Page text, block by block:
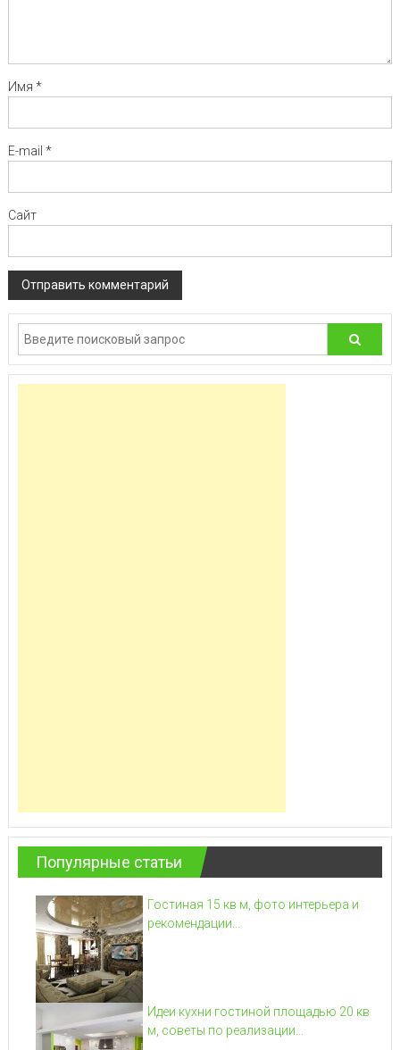
Имя *
E-mail *
Сайт
Популярные статьи
Гостиная 15 кв м, фото интерьера и
рекомендации...
Идеи кухни гостиной площадью 20 кв
м, советы по реализации...